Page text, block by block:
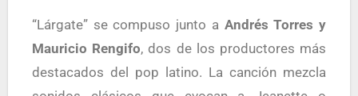
“Lárgate” se compuso junto a Andrés Torres y
Mauricio Rengifo, dos de los productores más
destacados del pop latino. La canción mezcla